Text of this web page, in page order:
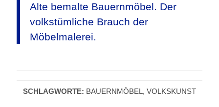
Alte bemalte Bauernmöbel. Der
volkstümliche Brauch der
Möbelmalerei.
SCHLAGWORTE: BAUERNMÖBEL, VOLKSKUNST